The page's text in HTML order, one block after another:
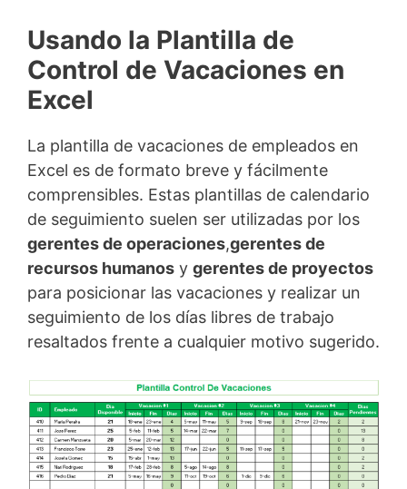
Usando la Plantilla de
Control de Vacaciones en
Excel
La plantilla de vacaciones de empleados en
Excel es de formato breve y fácilmente
comprensibles. Estas plantillas de calendario
de seguimiento suelen ser utilizadas por los
gerentes de operaciones,gerentes de
recursos humanos y gerentes de proyectos
para posicionar las vacaciones y realizar un
seguimiento de los días libres de trabajo
resaltados frente a cualquier motivo sugerido.